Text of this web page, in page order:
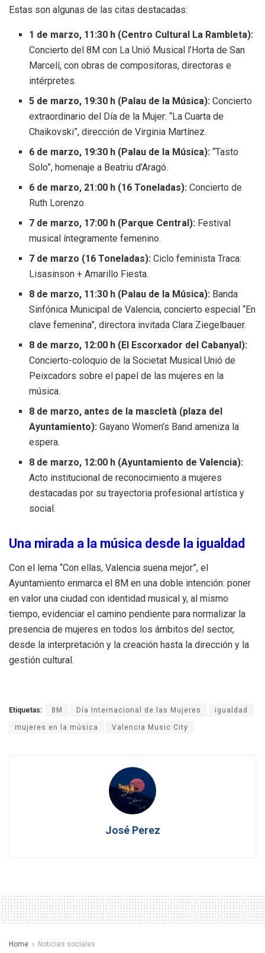
Estas son algunas de las citas destacadas:
1 de marzo, 11:30 h (Centro Cultural La Rambleta):
Concierto del 8M con La Unió Musical l’Horta de San
Marcelí, con obras de compositoras, directoras e
intérpretes.
5 de marzo, 19:30 h (Palau de la Música): Concierto
extraordinario del Día de la Mujer: “La Cuarta de
Chaikovski”, dirección de Virginia Martínez.
6 de marzo, 19:30 h (Palau de la Música): “Tasto
Solo”, homenaje a Beatriu d’Aragó.
6 de marzo, 21:00 h (16 Toneladas): Concierto de
Ruth Lorenzo.
7 de marzo, 17:00 h (Parque Central): Festival
musical íntegramente femenino.
7 de marzo (16 Toneladas): Ciclo feminista Traca:
Lisasinson + Amarillo Fiesta.
8 de marzo, 11:30 h (Palau de la Música): Banda
Sinfónica Municipal de Valencia, concierto especial “En
clave femenina”, directora invitada Clara Ziegelbauer.
8 de marzo, 12:00 h (El Escorxador del Cabanyal):
Concierto-coloquio de la Societat Musical Unió de
Peixcadors sobre el papel de las mujeres en la
música.
8 de marzo, antes de la mascletà (plaza del
Ayuntamiento): Gayano Women’s Band ameniza la
espera.
8 de marzo, 12:00 h (Ayuntamiento de Valencia):
Acto institucional de reconocimiento a mujeres
destacadas por su trayectoria profesional artística y
social.
Una mirada a la música desde la igualdad
Con el lema “Con ellas, Valencia suena mejor”, el
Ayuntamiento enmarca el 8M en una doble intención: poner
en valor una ciudad con identidad musical y, al mismo
tiempo, evidenciar el camino pendiente para normalizar la
presencia de mujeres en todos los ámbitos del sector,
desde la interpretación y la creación hasta la dirección y la
gestión cultural.
Etiquetas: 8M Día Internacional de las Mujeres igualdad
mujeres en la música Valencia Music City
José Perez
Home Noticias sociales